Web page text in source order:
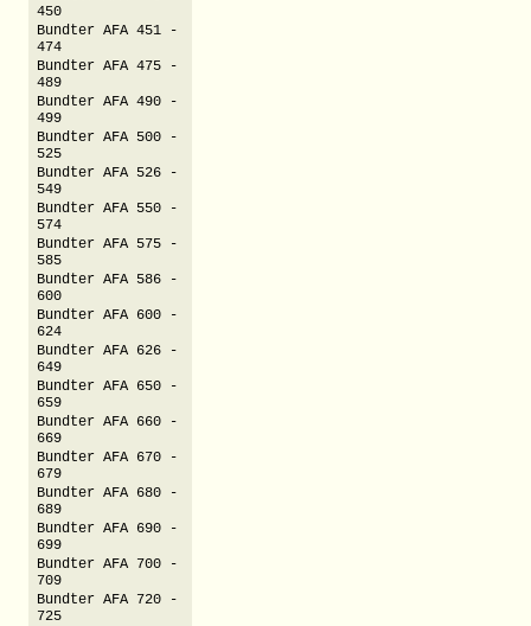
450
Bundter AFA 451 -
474
Bundter AFA 475 -
489
Bundter AFA 490 -
499
Bundter AFA 500 -
525
Bundter AFA 526 -
549
Bundter AFA 550 -
574
Bundter AFA 575 -
585
Bundter AFA 586 -
600
Bundter AFA 600 -
624
Bundter AFA 626 -
649
Bundter AFA 650 -
659
Bundter AFA 660 -
669
Bundter AFA 670 -
679
Bundter AFA 680 -
689
Bundter AFA 690 -
699
Bundter AFA 700 -
709
Bundter AFA 720 -
725